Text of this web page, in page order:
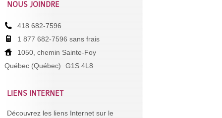
NOUS JOINDRE
418 682-7596
1 877 682-7596 sans frais
1050, chemin Sainte-Foy
Québec (Québec)
G1S 4L8
LIENS INTERNET
Découvrez les liens Internet sur le